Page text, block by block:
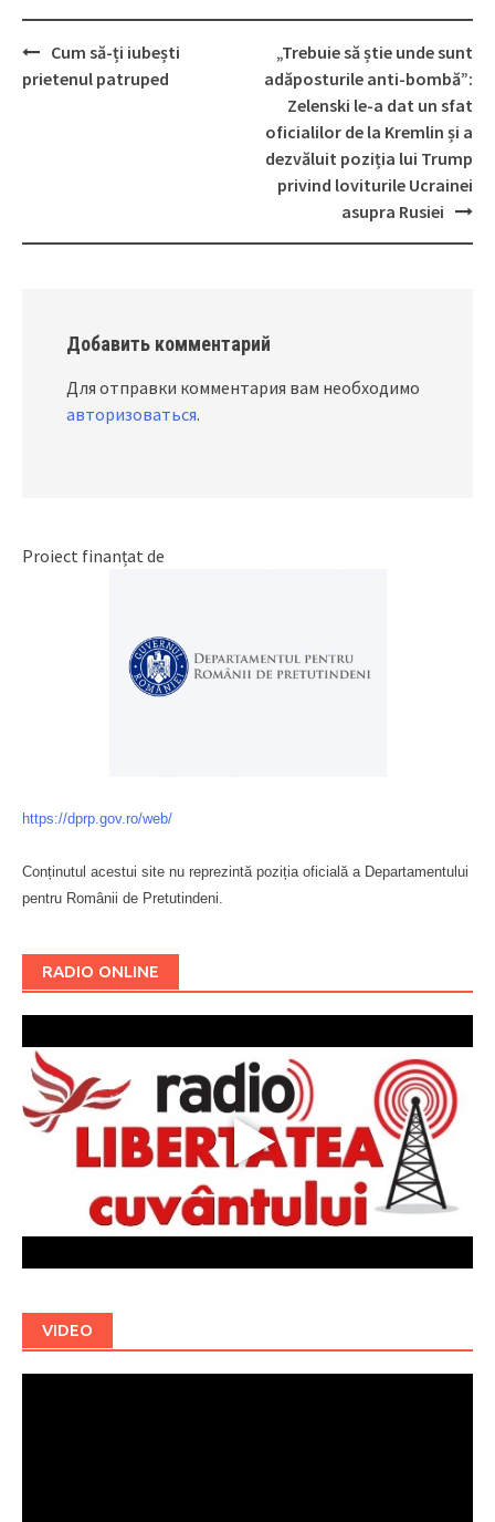
Post
Cum să-ți iubești
prietenul patruped
„Trebuie să știe unde sunt
adăposturile anti-bombă”:
Zelenski le-a dat un sfat
oficialilor de la Kremlin și a
dezvăluit poziția lui Trump
privind loviturile Ucrainei
asupra Rusiei
Добавить комментарий
Для отправки комментария вам необходимо
авторизоваться.
Proiect finanțat de
https://dprp.gov.ro/web/
Conținutul acestui site nu reprezintă poziția oficială a Departamentului
pentru Românii de Pretutindeni.
RADIO ONLINE
VIDEO